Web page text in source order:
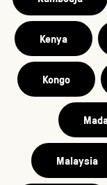
Kenya
Kongo
Malaysia